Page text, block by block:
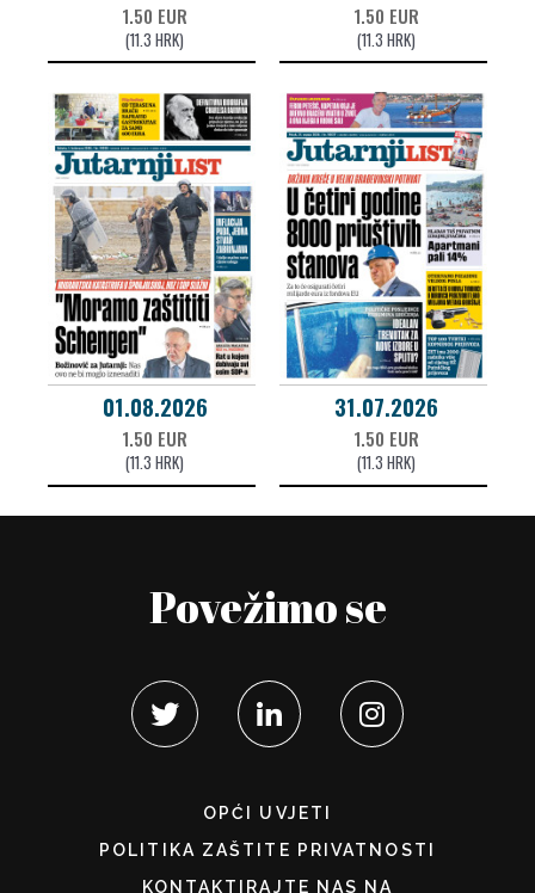
1.50 EUR
(11.3 HRK)
1.50 EUR
(11.3 HRK)
01.08.2026
1.50 EUR
(11.3 HRK)
31.07.2026
1.50 EUR
(11.3 HRK)
Povežimo se
OPĆI UVJETI
POLITIKA ZAŠTITE PRIVATNOSTI
KONTAKTIRAJTE NAS NA